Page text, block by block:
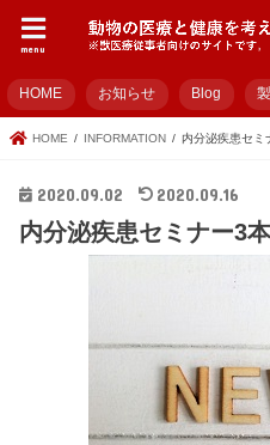
menu
HOME お知らせ Blog
HOME INFORMATION 内分泌疾患セミ
2020.09.02 2020.09.16
内分泌疾患セミナー3